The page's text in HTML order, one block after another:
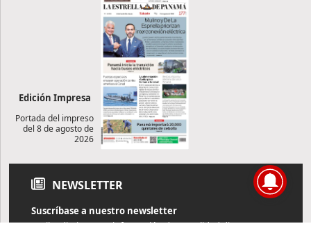
Edición Impresa
Portada del impreso
del 8 de agosto de
2026
NEWSLETTER
Suscríbase a nuestro newsletter